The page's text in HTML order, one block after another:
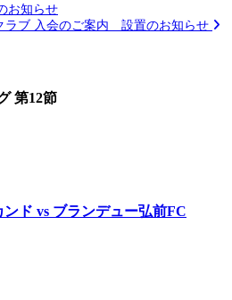
お知らせ
ラブ 入会のご案内 設置のお知らせ
第12節
ド vs ブランデュー弘前FC